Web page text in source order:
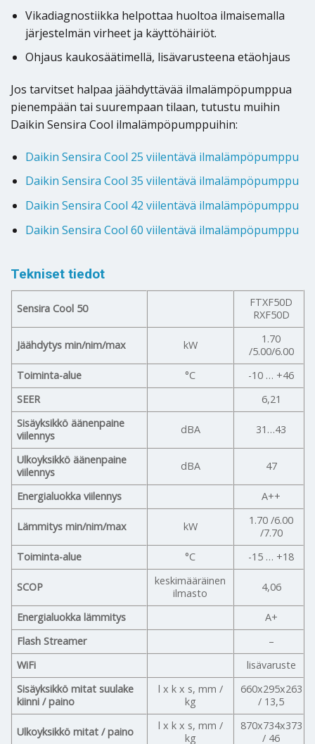
Vikadiagnostiikka helpottaa huoltoa ilmaisemalla
järjestelmän virheet ja käyttöhäiriöt.
Ohjaus kaukosäätimellä, lisävarusteena etäohjaus
Jos tarvitset halpaa jäähdyttävää ilmalämpöpumppua
pienempään tai suurempaan tilaan, tutustu muihin
Daikin Sensira Cool ilmalämpöpumppuihin:
Daikin Sensira Cool 25 viilentävä ilmalämpöpumppu
Daikin Sensira Cool 35 viilentävä ilmalämpöpumppu
Daikin Sensira Cool 42 viilentävä ilmalämpöpumppu
Daikin Sensira Cool 60 viilentävä ilmalämpöpumppu
Tekniset tiedot
Sensira Cool 50
FTXF50D
RXF50D
Jäähdytys min/nim/max kW
1.70
/5.00/6.00
Toiminta-alue
°C
-10 … +46
SEER
6,21
Sisäyksikkö äänenpaine
viilennys
dBA 31…43
Ulkoyksikkö äänenpaine
viilennys
dBA 47
Energialuokka viilennys A++
Lämmitys min/nim/max kW
1.70 /6.00
/7.70
Toiminta-alue
°C -15 … +18
SCOP
keskimääräinen
ilmasto
4,06
Energialuokka lämmitys
A+
Flash Streamer
–
WiFi
lisävaruste
Sisäyksikkö mitat suulake
kiinni / paino
l x k x s, mm /
kg
660x295x263
/ 13,5
Ulkoyksikkö mitat / paino
l x k x s, mm /
kg
870x734x373
/ 46